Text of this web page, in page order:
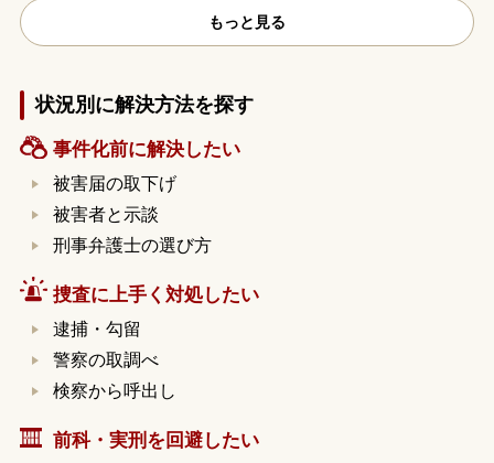
もっと見る
状況別に解決方法を探す
事件化前に解決したい
被害届の取下げ
被害者と示談
刑事弁護士の選び方
捜査に上手く対処したい
逮捕・勾留
警察の取調べ
検察から呼出し
前科・実刑を回避したい